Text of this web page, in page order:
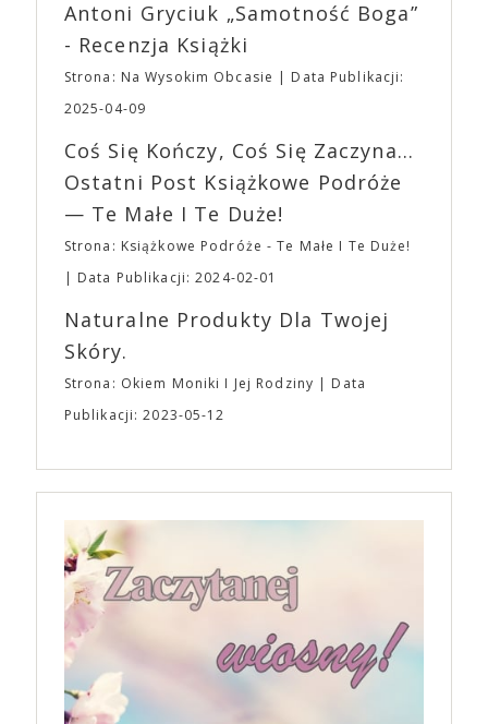
(„Joker”, „Ona”) w swojej najbardziej zaskakującej
roli. Twórca kultowych „Dziedzictwo. Hereditary” i
„Midsommar. W biały dzień” zrealizował najbardziej
osobisty film, który pozwolił mu w pełni podzielić
się z widzami swoimi lękami, wizją świata, a przede
„Bo się boi” w kinach od 21 kwietnia.
Wystawców i Obsługi. Na terenie hali nie zabraknie
Waszych ulubionych Wystawców serwujących
napoje oraz drobne przekąski a przed halą
planujemy Strefę FoodTrucków. Życzymy Wam
fantastycznego czasu oczekiwania na nadchodzącą
EXPO XXI!
Antoni Gryciuk „Samotność Boga”
- Recenzja Książki
Strona: Na Wysokim Obcasie
Data Publikacji:
2025-04-09
Coś Się Kończy, Coś Się Zaczyna...
Ostatni Post Książkowe Podróże
— Te Małe I Te Duże!
Strona: Książkowe Podróże - Te Małe I Te Duże!
Data Publikacji: 2024-02-01
Naturalne Produkty Dla Twojej
Skóry.
Strona: Okiem Moniki I Jej Rodziny
Data
Publikacji: 2023-05-12